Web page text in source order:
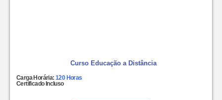
Curso Educação a Distância
Carga Horária:120 Horas
Certificado Incluso